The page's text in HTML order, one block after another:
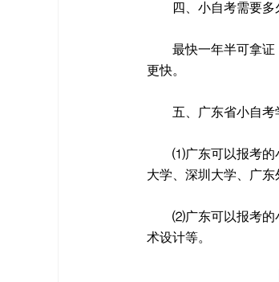
四、小自考需要多
最快一年半可拿
更快。
五、广东省小自
⑴广东可以报考的
大学、深圳大学、广东
⑵广东可以报考的
术设计等。